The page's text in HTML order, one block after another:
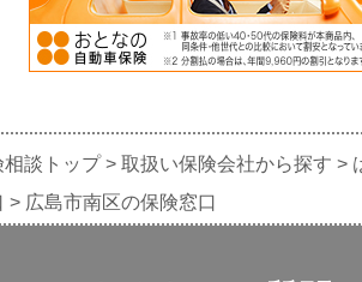
談トップ 取扱い保険会社から探す
広島市南区の保険窓口